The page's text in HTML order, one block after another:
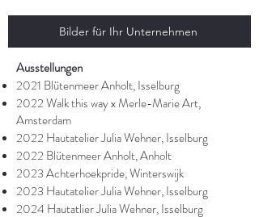
Bilder für Ihr Unternehmen
Ausstellungen
2021 Blütenmeer Anholt, Isselburg
2022 Walk this way x Merle-Marie Art,
Amsterdam
2022 Hautatelier Julia Wehner, Isselburg
2022 Blütenmeer Anholt, Anholt
2023 Achterhoekpride, Winterswijk
2023 Hautatelier Julia Wehner, Isselburg
2024 Hautatlier Julia Wehner, Isselburg